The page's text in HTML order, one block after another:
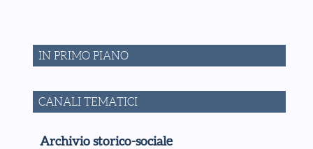
IN PRIMO PIANO
CANALI TEMATICI
Archivio storico-sociale